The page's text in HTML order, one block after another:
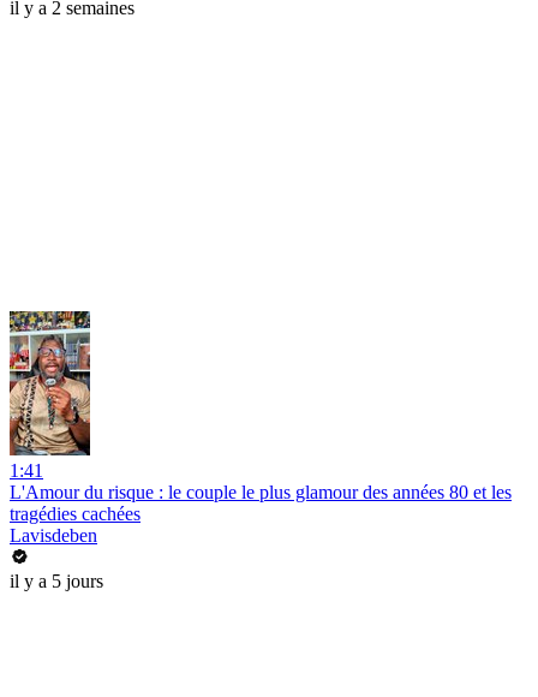
il y a 2 semaines
1:41
L'Amour du risque : le couple le plus glamour des années 80 et les
tragédies cachées
Lavisdeben
il y a 5 jours